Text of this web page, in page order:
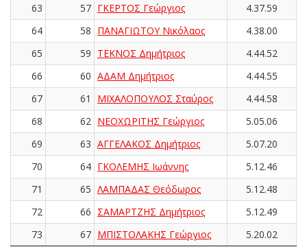
63
57 ΓΚΕΡΤΟΣ Γεώργιος
4.37.59
64
58 ΠΑΝΑΓΙΩΤΟΥ Νικόλαος
4.38.00
65
59 ΤΕΚΝΟΣ Δημήτριος
4.44.52
66
60 ΑΔΑΜ Δημήτριος
4.44.55
67
61 ΜΙΧΑΛΟΠΟΥΛΟΣ Σταύρος
4.44.58
68
62 ΝΕΟΧΩΡΙΤΗΣ Γεώργιος
5.05.06
69
63 ΑΓΓΕΛΑΚΟΣ Δημήτριος
5.07.20
70
64 ΓΚΟΛΕΜΗΣ Ιωάννης
5.12.46
71
65 ΛΑΜΠΑΔΑΣ Θεόδωρος
5.12.48
72
66 ΣΑΜΑΡΤΖΗΣ Δημήτριος
5.12.49
73
67 ΜΠΙΣΤΟΛΑΚΗΣ Γεώργιος 5.20.02